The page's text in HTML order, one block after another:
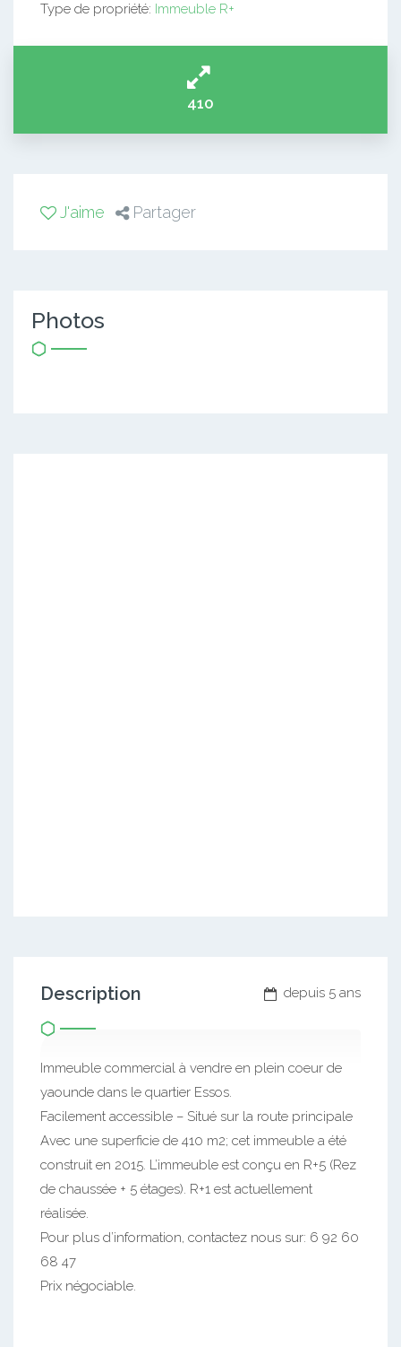
Type de propriété: Immeuble R+
410
J'aime Partager
Photos
depuis 5 ans
Description
Immeuble commercial à vendre en plein coeur de
yaounde dans le quartier Essos.
Facilement accessible – Situé sur la route principale
Avec une superficie de 410 m2; cet immeuble a été
construit en 2015. L’immeuble est conçu en R+5 (Rez
de chaussée + 5 étages). R+1 est actuellement
réalisée.
Pour plus d’information, contactez nous sur: 6 92 60
68 47
Prix négociable.